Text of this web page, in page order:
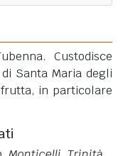
Custodisce
Santa Maria degli
in particolare